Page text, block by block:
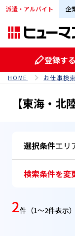
派遣・アルバイト 企
登録する
HOME お仕事検索
【東海・北
選択条件エリ
検索条件を変
2件 （1～2件表示）